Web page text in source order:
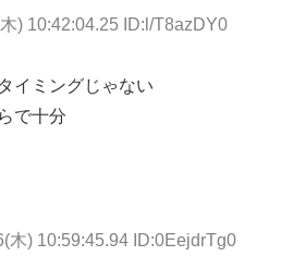
) 10:42:04.25 ID:l/T8azDY0
イミングじゃない
で十分
木) 10:59:45.94 ID:0EejdrTg0